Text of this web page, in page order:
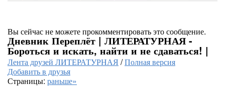
Вы сейчас не можете прокомментировать это сообщение.
Дневник Переплёт | ЛИТЕРАТУРНАЯ -
Бороться и искать, найти и не сдаваться! |
Лента друзей ЛИТЕРАТУРНАЯ /Полная версия
Добавить в друзья
Страницы: раньше»